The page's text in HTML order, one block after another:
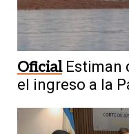
Oficial Estiman
el ingreso a la